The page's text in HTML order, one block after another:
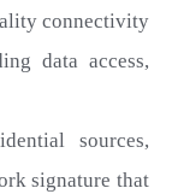
connectivity
data access,
sources,
signature that